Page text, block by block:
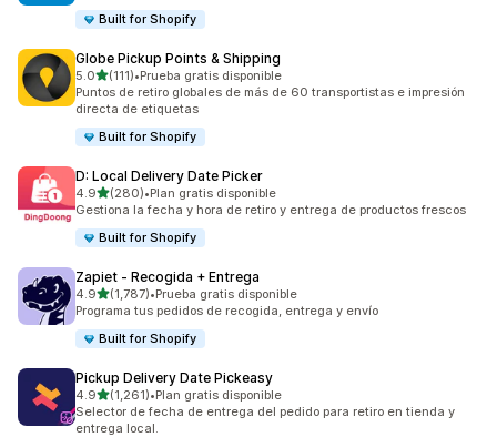
Built for Shopify
Globe Pickup Points & Shipping
5.0de 5 estrellas
(111)
111 reseñas en total
•Prueba gratis disponible
Puntos de retiro globales de más de 60 transportistas e impresión
directa de etiquetas
Built for Shopify
D: Local Delivery Date Picker
4.9de 5 estrellas
(280)
280 reseñas en total
•Plan gratis disponible
Gestiona la fecha y hora de retiro y entrega de productos frescos
Built for Shopify
Zapiet ‑ Recogida + Entrega
4.9de 5 estrellas
(1,787)
1787 reseñas en total
•Prueba gratis disponible
Programa tus pedidos de recogida, entrega y envío
Built for Shopify
Pickup Delivery Date Pickeasy
4.9de 5 estrellas
(1,261)
1261 reseñas en total
•Plan gratis disponible
Selector de fecha de entrega del pedido para retiro en tienda y
entrega local.